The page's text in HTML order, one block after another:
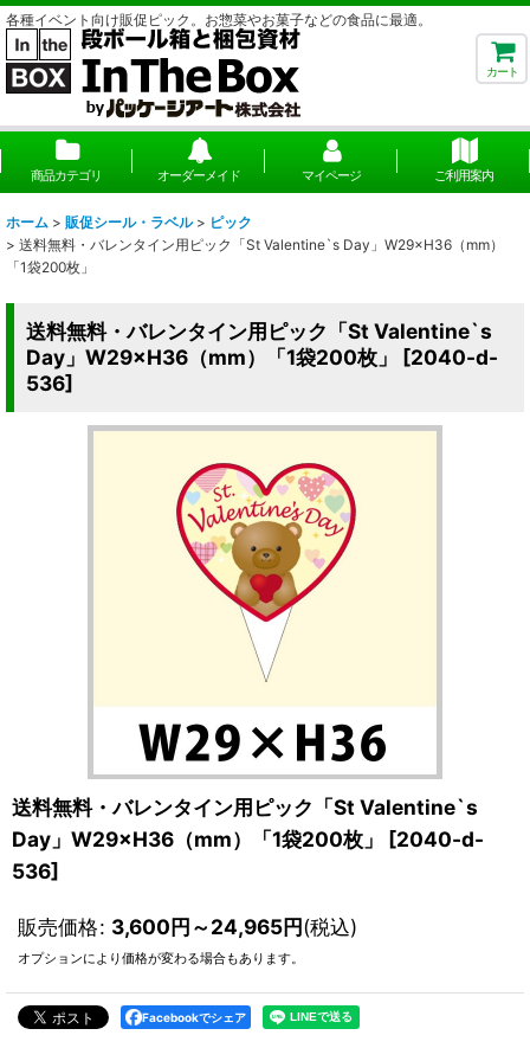
各種イベント向け販促ピック。お惣菜やお菓子などの食品に最適。
カート
商品カテゴリ オーダーメイド マイページ ご利用案内
ホーム > 販促シール・ラベル > ピック
> 送料無料・バレンタイン用ピック「St Valentine`s Day」W29×H36（mm）
「1袋200枚」
送料無料・バレンタイン用ピック「St Valentine`s
Day」W29×H36（mm）「1袋200枚」
[2040-d-
536]
送料無料・バレンタイン用ピック「St Valentine`s
Day」W29×H36（mm）「1袋200枚」
[2040-d-
536]
販売価格: 3,600円～24,965円(税込)
オプションにより価格が変わる場合もあります。
Facebookでシェア